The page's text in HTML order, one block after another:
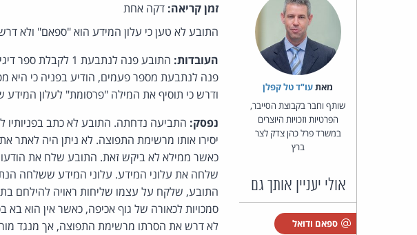
מאת‏עו"ד טל קפלן
שותף וחבר בקבוצת הסייבר,
הפרטיות וזכויות היוצרים
במשרד פרל כהן צדק לצר
ברץ
אולי יעניין אותך גם
ספאם ודואל
זמן קריאה: דקה אחת
התובע לא טען כי עלון המידע הוא "ספאם" ולא
העובדות:
התובע פנה לנתבעת
ודרש כי תוסיף את המילה "פרסומת" לעלון
נפסק: התביעה נדחתה. התובע לא כתב בפניותיו
יסירו אותו מרשימת התפוצה. לא ניתן היה
כאשר ממילא לא ביקש זאת. התובע שלח את
שלחה את עלוני המידע. עלוני המידע ששלחה
התובע, שלקח על עצמו שליחות ראויה להילחם
סמכויות לכאורה של גוף אכיפה, כאשר אין הוא בא
לא דרש את הסרתו מרשימת התפוצה, אך מנגד